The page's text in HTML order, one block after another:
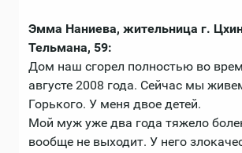
Эмма Наниева, жительница г.
Тельмана, 59:
Дом наш сгорел полностью во
августе 2008 года. Сейчас мы
Горького. У меня двое детей.
Мой муж уже два года тяжело
вообще не выходит. У него